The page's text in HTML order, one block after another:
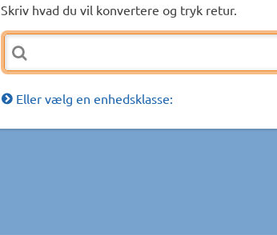
Skriv hvad du vil konvertere og tryk retur.
Eller vælg en enhedsklasse: